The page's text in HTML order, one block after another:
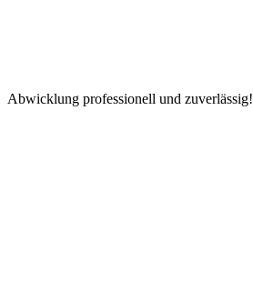
Abwicklung professionell und zuverlässig!